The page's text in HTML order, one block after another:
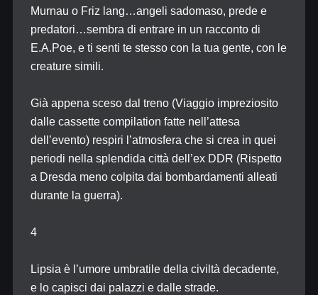
Murnau o Friz lang…angeli sadomaso, prede e
predatori…sembra di entrare in un racconto di
E.A.Poe, e ti senti te stesso con la tua gente, con le
creature simili.
Già appena sceso dal treno (Viaggio impreziosito
dalle cassette compilation fatte nell’attesa
dell’evento) respiri l’atmosfera che si crea in quei
periodi nella splendida città dell’ex DDR (Rispetto
a Dresda meno colpita dai bombardamenti alleati
durante la guerra).
4
Lipsia è l’umore umbratile della civiltà decadente,
e lo capisci dai palazzi e dalle strade.